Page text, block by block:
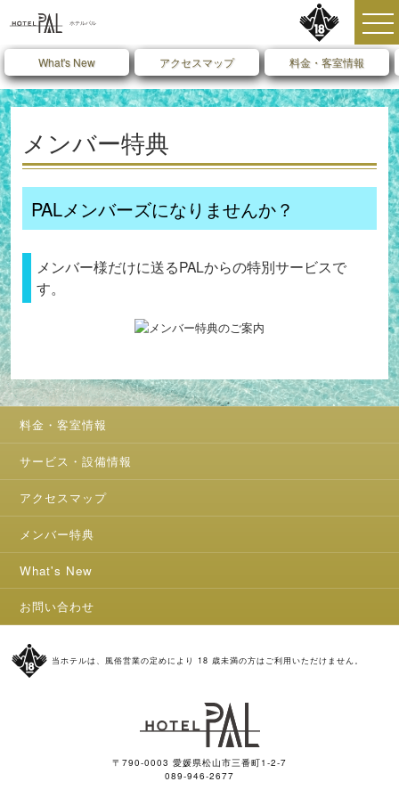
What's New アクセスマップ 料金・客室情報
メンバー特典
PALメンバーズになりませんか？
メンバー様だけに送るPALからの特別サービスで
す。
料金・客室情報
サービス・設備情報
アクセスマップ
メンバー特典
What's New
お問い合わせ
当ホテルは、風俗営業の定めにより 18 歳未満の方はご利用いただけません。
〒790-0003 愛媛県松山市三番町1-2-7
089-946-2677